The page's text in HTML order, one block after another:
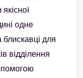
одне
для
відділення